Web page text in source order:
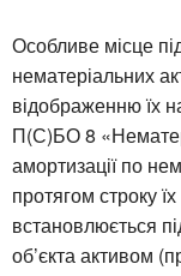
Особливе місце
нематеріальних
відображенню їх
П(С)БО 8
амортизації по
протягом строку
встановлюється
об’єкта активом